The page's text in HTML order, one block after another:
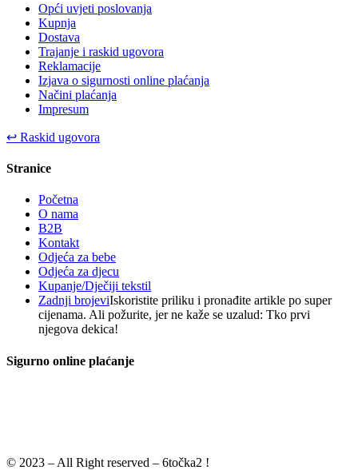
Opći uvjeti poslovanja
Kupnja
Dostava
Trajanje i raskid ugovora
Reklamacije
Izjava o sigurnosti online plaćanja
Načini plaćanja
Impresum
↩ Raskid ugovora
Stranice
Početna
O nama
B2B
Kontakt
Odjeća za bebe
Odjeća za djecu
Kupanje/Dječiji tekstil
Zadnji brojeviIskoristite priliku i pronađite artikle po super
cijenama. Ali požurite, jer ne kaže se uzalud: Tko prvi
njegova dekica!
Sigurno online plaćanje
© 2023 – All Right reserved – 6točka2 !